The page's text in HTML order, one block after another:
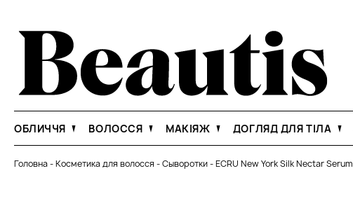
ОБЛИЧЧЯ ВОЛОССЯ МАКІЯЖ ДОГЛЯД ДЛЯ ТІЛА
Головна-Косметика для волосся -Сыворотки-ECRU New York Silk Nectar Serum